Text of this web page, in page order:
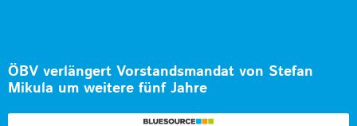
ÖBV verlängert Vorstandsmandat von Stefan
Mikula um weitere fünf Jahre